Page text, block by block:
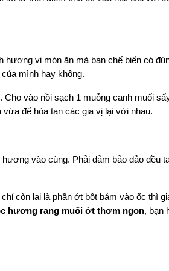
vị món ăn mà bạn chế biến có
mình hay không.
vào nồi sạch 1 muỗng canh muối
để hòa tan các gia vị lại với nhau.
vào cùng. Phải đảm bảo đảo
còn lại là phần ớt bột bám vào ốc thì
hương rang muối ớt thơm ngon, bạn